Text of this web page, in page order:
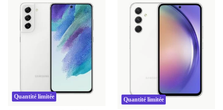
Quantité limitée Quantité limitée